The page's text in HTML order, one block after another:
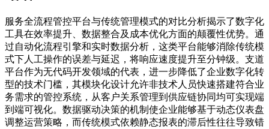
服务全流程管控平台与传统管理模式的对比分析揭示了数字化
工具在效率提升、数据整合及成本优化方面的颠覆性优势。通
过自动化流程引擎和实时数据分析，这类平台能够消除传统模
式下人工操作的误差与延迟，将响应速度提升至分钟级。支道
平台作为无代码开发领域的代表，进一步降低了企业数字化转
型的技术门槛，其模块化设计允许非技术人员快速搭建符合业
务需求的管控系统，从客户关系管理到供应链协同均可实现端
到端可视化。数据驱动决策的机制使企业能够基于动态仪表盘
调整运营策略，而传统模式依赖静态报表的滞后性往往导致错